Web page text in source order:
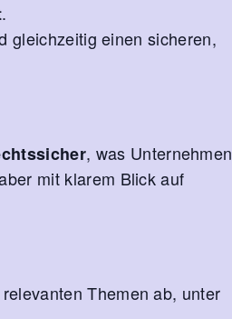
.
gleichzeitig einen sicheren,
, was Unternehmen
mit klarem Blick auf
Themen ab, unter